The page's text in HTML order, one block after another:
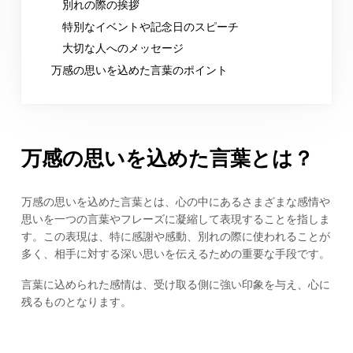
別れの際の挨拶
特別なイベントや記念日のスピーチ
大切な人へのメッセージ
万感の思いを込めた言葉のポイント
万感の思いを込めた言葉とは？
万感の思いを込めた言葉とは、心の中にあるさまざまな感情や
思いを一つの言葉やフレーズに凝縮して表現することを指しま
す。この表現は、特に感謝や感動、別れの際に使われることが
多く、相手に対する深い思いを伝えるための重要な手段です。
言葉に込められた感情は、受け取る側に強い印象を与え、心に
残るものとなります。